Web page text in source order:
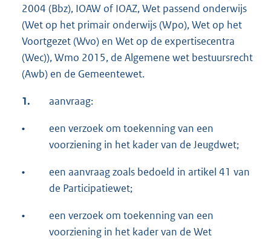
2004 (Bbz), IOAW of IOAZ, Wet passend onderwijs
(Wet op het primair onderwijs (Wpo), Wet op het
Voortgezet (Wvo) en Wet op de expertisecentra
(Wec)), Wmo 2015, de Algemene wet bestuursrecht
(Awb) en de Gemeentewet.
1. aanvraag:
•
een verzoek om toekenning van een
voorziening in het kader van de Jeugdwet;
•
een aanvraag zoals bedoeld in artikel 41 van
de Participatiewet;
•
een verzoek om toekenning van een
voorziening in het kader van de Wet